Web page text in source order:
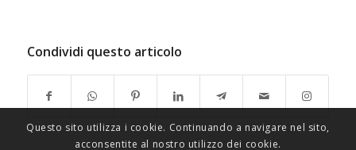
Condividi questo articolo
Questo sito utilizza i cookie. Continuando a navigare nel sito,
acconsentite al nostro utilizzo dei cookie.